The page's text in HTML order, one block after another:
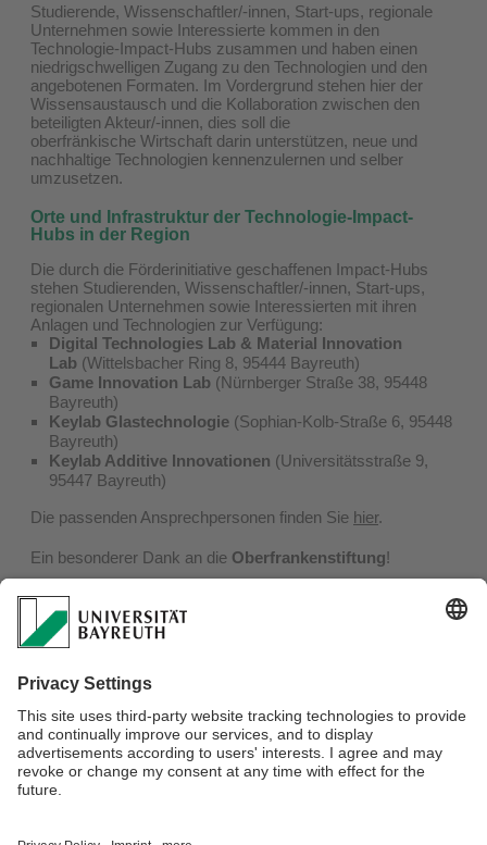
Studierende, Wissenschaftler/-innen, Start-ups, regionale
Unternehmen sowie Interessierte kommen in den
Technologie-Impact-Hubs zusammen und haben einen
niedrigschwelligen Zugang zu den Technologien und den
angebotenen Formaten. Im Vordergrund stehen hier der
Wissensaustausch und die Kollaboration zwischen den
beteiligten Akteur/-innen, dies soll die
oberfränkische Wirtschaft darin unterstützen, neue und
nachhaltige Technologien kennenzulernen und selber
umzusetzen.
Orte und Infrastruktur der Technologie-Impact-
Hubs in der Region
Die durch die Förderinitiative geschaffenen Impact-Hubs
stehen Studierenden, Wissenschaftler/-innen, Start-ups,
regionalen Unternehmen sowie Interessierten mit ihren
Anlagen und Technologien zur Verfügung:
Digital Technologies Lab & Material Innovation
Lab (Wittelsbacher Ring 8, 95444 Bayreuth)
Game Innovation Lab (Nürnberger Straße 38, 95448
Bayreuth)
Keylab Glastechnologie (Sophian-Kolb-Straße 6, 95448
Bayreuth)
Keylab Additive Innovationen (Universitätsstraße 9,
95447 Bayreuth)
Die passenden Ansprechpersonen finden Sie hier.
Ein besonderer Dank an die Oberfrankenstiftung!
Verantwortlich für die Redaktion: